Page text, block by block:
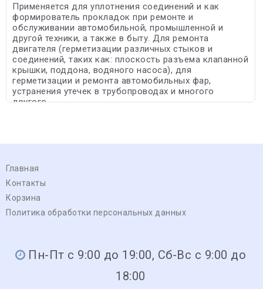
Применяется для уплотнения соединений и как
формирователь прокладок при ремонте и
обслуживании автомобильной, промышленной и
другой техники, а также в быту. Для ремонта
двигателя (герметизации различных стыков и
соединений, таких как: плоскость разъема клапанной
крышки, поддона, водяного насоса), для
герметизации и ремонта автомобильных фар,
устранения утечек в трубопроводах и многого
другого.
Главная
Контакты
Корзина
Политика обработки персональных данных
Пн-Пт с 9:00 до 19:00, Сб-Вс с 9:00 до
18:00